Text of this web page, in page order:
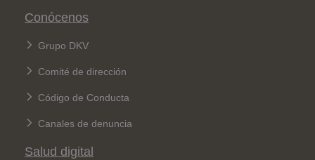
Conócenos
Grupo DKV
Comité de dirección
Código de Conducta
Canales de denuncia
Salud digital